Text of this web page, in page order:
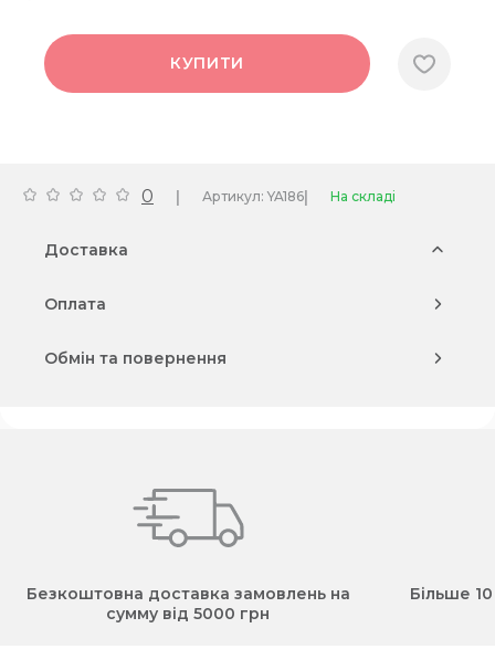
КУПИТИ
0 | Артикул: YA186| На складі
Доставка
Оплата
Обмін та повернення
Безкоштовна доставка замовлень на
сумму від 5000 грн
Більше